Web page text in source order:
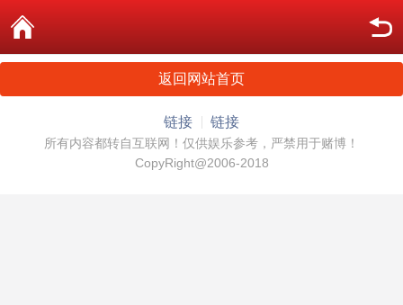
返回网站首页
链接 链接
所有内容都转自互联网！仅供娱乐参考，严禁用于赌博！
CopyRight@2006-2018